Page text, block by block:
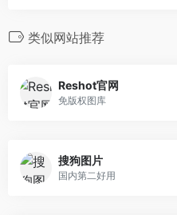
类似网站推荐
Reshot官网
免版权图库
搜狗图片
国内第二好用